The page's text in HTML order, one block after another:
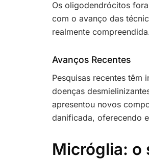
Os oligodendrócitos
com o avanço das
realmente
Avanços Recentes
Pesquisas recentes têm
doenças
apresentou novos
danificada, oferecendo
Micróglia: o